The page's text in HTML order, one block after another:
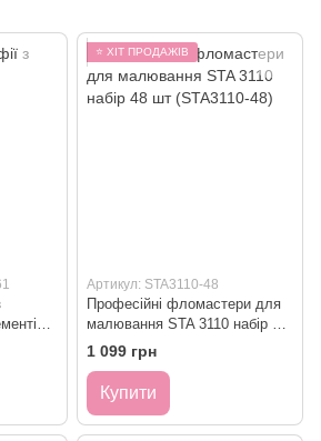
⭐ ХІТ ПРОДАЖІВ
Артикул: STA3110-48
Професійні фломастери для
малювання STA 3110 набір 48
шт (STA3110-48)
1 099 грн
Купити